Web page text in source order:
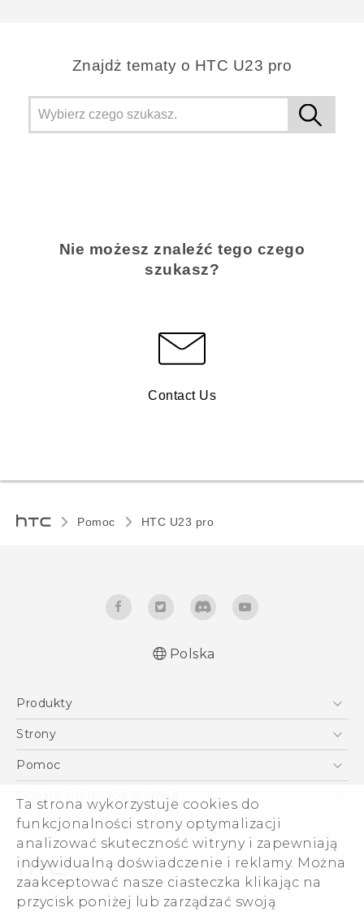
Ta strona wykorzystuje cookies do
funkcjonalności strony optymalizacji
analizować skuteczność witryny i zapewniają
indywidualną doświadczenie i reklamy. Można
zaakceptować nasze ciasteczka klikając na
przycisk poniżej lub zarządzać swoją
Znajdż tematy o HTC U23 pro
Nie możesz znaleźć tego czego
szukasz?
Contact Us
Pomoc HTC U23 pro‎
Instrukcje bezpieczeństwa i regulacje prawne
Polska
Produkty
Smartfony
VIVE
Akcesoria
Strony
HTC Vive
Pomoc
Pomoc E-commerce
Ogólne informacje o firmie
ESG
Informacje o firmie
Dla inwestorów (angielski)
Cookie Preferences